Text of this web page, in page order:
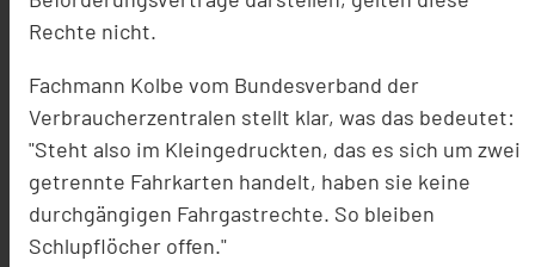
Rechte nicht.
Fachmann Kolbe vom Bundesverband der
Verbraucherzentralen stellt klar, was das bedeutet:
"Steht also im Kleingedruckten, das es sich um zwei
getrennte Fahrkarten handelt, haben sie keine
durchgängigen Fahrgastrechte. So bleiben
Schlupflöcher offen."